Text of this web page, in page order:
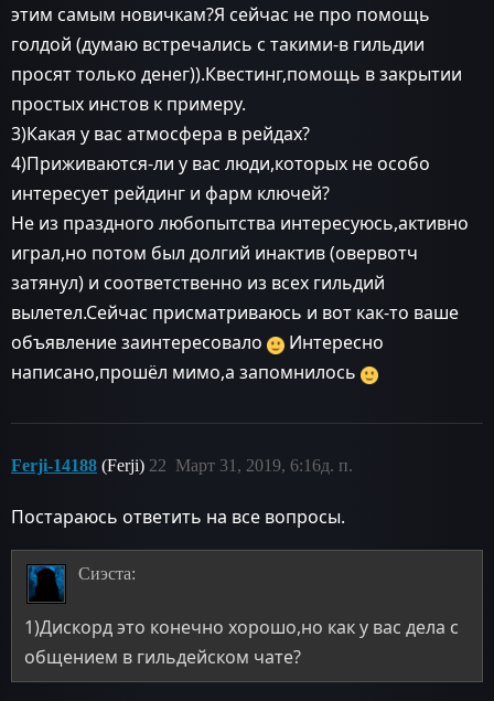
этим самым новичкам?Я сейчас не про помощь
голдой (думаю встречались с такими-в гильдии
просят только денег)).Квестинг,помощь в закрытии
простых инстов к примеру.
3)Какая у вас атмосфера в рейдах?
4)Приживаются-ли у вас люди,которых не особо
интересует рейдинг и фарм ключей?
Не из праздного любопытства интересуюсь,активно
играл,но потом был долгий инактив (овервотч
затянул) и соответственно из всех гильдий
вылетел.Сейчас присматриваюсь и вот как-то ваше
объявление заинтересовало
Интересно
написано,прошёл мимо,а запомнилось
Ferji-14188 (Ferji) Март 31, 2019, 6:16д. п.
22
Постараюсь ответить на все вопросы.
Сиэста:
1)Дискорд это конечно хорошо,но как у вас дела с
общением в гильдейском чате?